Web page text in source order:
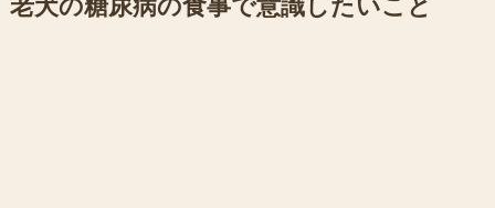
老犬の糖尿病の食事で意識したいこと